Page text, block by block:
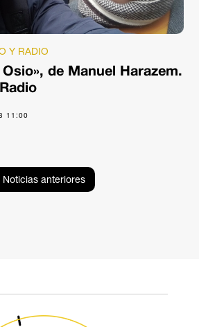
Y RADIO
de Manuel Harazem.
11:00
Noticias anteriores